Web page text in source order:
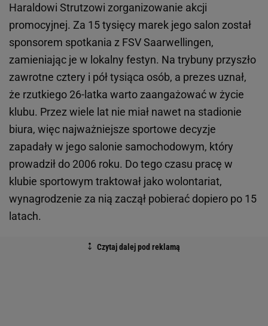
Haraldowi Strutzowi zorganizowanie akcji
promocyjnej. Za 15 tysięcy marek jego salon został
sponsorem spotkania z FSV Saarwellingen,
zamieniając je w lokalny festyn. Na trybuny przyszło
zawrotne cztery i pół tysiąca osób, a prezes uznał,
że rzutkiego 26-latka warto zaangażować w życie
klubu. Przez wiele lat nie miał nawet na stadionie
biura, więc najważniejsze sportowe decyzje
zapadały w jego salonie samochodowym, który
prowadził do 2006 roku. Do tego czasu pracę w
klubie sportowym traktował jako wolontariat,
wynagrodzenie za nią zaczął pobierać dopiero po 15
latach.